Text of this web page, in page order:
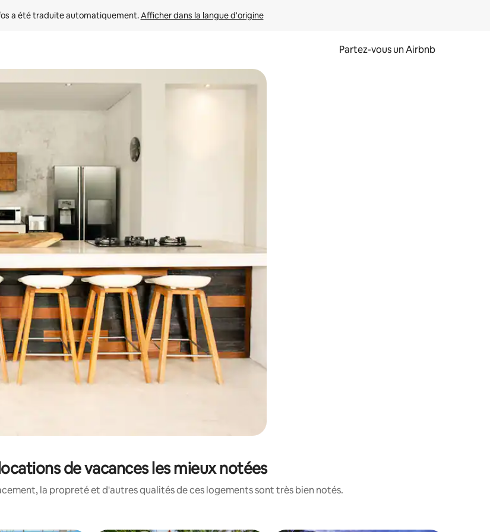
a été traduite automatiquement. Afficher dans la langue d'origine
Partez-vous un Airbnb
vers le haut et vers le bas, ou en appuyant dessus et en les faisant glisser.
de vacances les mieux notées
la propreté et d'autres qualités de ces logements sont très bien notés.